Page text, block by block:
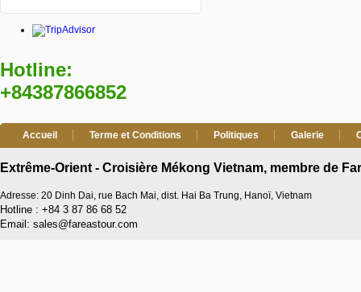
Hotline:
+84387866852
Accueil Terme et Conditions Politiques Galerie
Extrême-Orient - Croisière Mékong Vietnam, membre de
Adresse: 20 Dinh Dai, rue Bach Mai, dist. Hai Ba Trung, Hanoï, Vietnam
Hotline : +84 3 87 86 68 52
Email: sales@fareastour.com